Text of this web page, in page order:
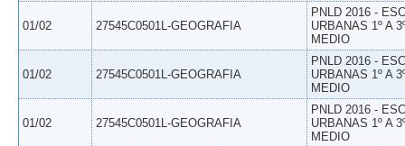
01/02 27545C0501L-GEOGRAFIA
PNLD 2016 -
URBANAS 1º A
MEDIO
01/02 27545C0501L-GEOGRAFIA
PNLD 2016 -
URBANAS 1º A
MEDIO
01/02 27545C0501L-GEOGRAFIA
PNLD 2016 -
URBANAS 1º A
MEDIO